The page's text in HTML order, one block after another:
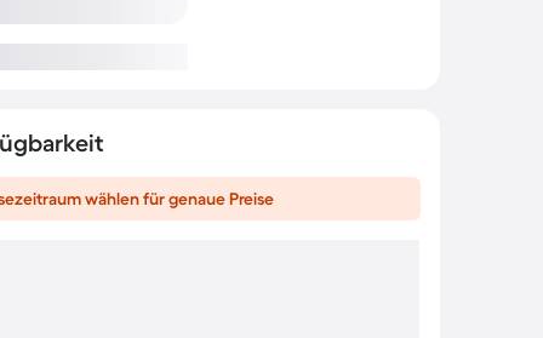
wählen für genaue Preise